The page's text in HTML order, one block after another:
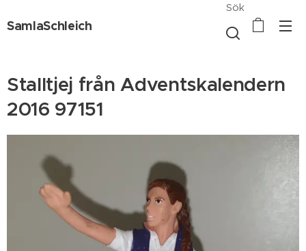
SamlaSchleich
Sök
Stalltjej från Adventskalendern
2016 97151